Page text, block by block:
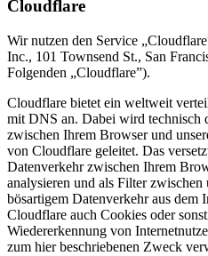
Cloudflare
Wir nutzen den Service
Inc., 101 Townsend St., San
Folgenden „Cloudflare”).
Cloudflare bietet ein weltweit
mit DNS an. Dabei wird technisch
zwischen Ihrem Browser und
von Cloudflare geleitet. Das
Datenverkehr zwischen Ihrem
analysieren und als Filter
bösartigem Datenverkehr aus dem
Cloudflare auch Cookies oder
Wiedererkennung von
zum hier beschriebenen Zweck